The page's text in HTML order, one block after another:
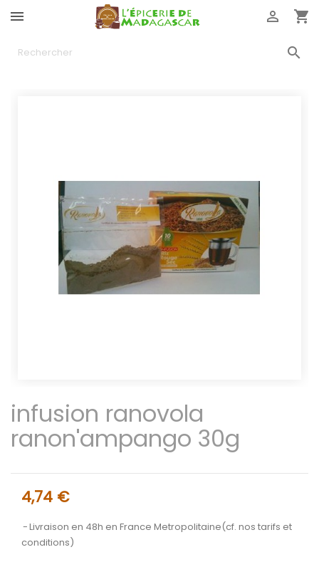
 


infusion ranovola
ranon'ampango 30g
4,74 €
Livraison en 48h en France Metropolitaine(cf. nos tarifs et
conditions)